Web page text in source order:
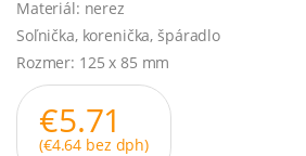
Materiál: nerez
Soľnička, korenička, špáradlo
Rozmer: 125 x 85 mm
€5.71
(€4.64 bez dph)